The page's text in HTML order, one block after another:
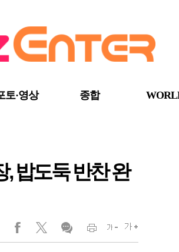
토·영상 종합
밥도둑 반찬 완